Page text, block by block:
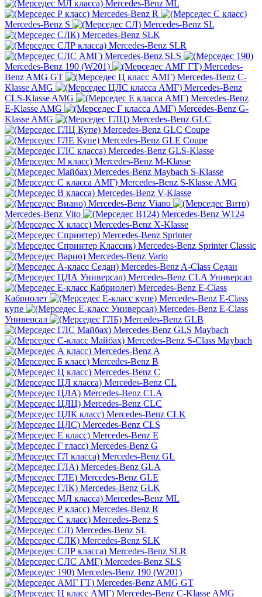
Mercedes-Benz ML
Mercedes-Benz R
Mercedes-Benz S
Mercedes-Benz SL
Mercedes-Benz SLK
Mercedes-Benz SLR
Mercedes-Benz SLS
Mercedes-Benz 190 (W201)
Mercedes-
Benz AMG GT
Mercedes-Benz C-
Klasse AMG
Mercedes-Benz
CLS-Klasse AMG
Mercedes-Benz
E-Klasse AMG
Mercedes-Benz G-
Klasse AMG
Mercedes-Benz GLC
Mercedes-Benz GLC Coupe
Mercedes-Benz GLE Coupe
Mercedes-Benz GLS-Klasse
Mercedes-Benz M-Klasse
Mercedes-Benz Maybach S-Klasse
Mercedes-Benz S-Klasse AMG
Mercedes-Benz V-Klasse
Mercedes-Benz Viano
Mercedes-Benz Vito
Mercedes-Benz W124
Mercedes-Benz X-Klasse
Mercedes-Benz Sprinter
Mercedes-Benz Sprinter Classic
Mercedes-Benz Vario
Mercedes-Benz A-Class Седан
Mercedes-Benz CLA Универсал
Mercedes-Benz E-Class
Кабриолет
Mercedes-Benz E-Class
купе
Mercedes-Benz E-Class
Универсал
Mercedes-Benz GLB
Mercedes-Benz GLS Maybach
Mercedes-Benz S-Class Maybach
Mercedes-Benz A
Mercedes-Benz B
Mercedes-Benz C
Mercedes-Benz CL
Mercedes-Benz CLA
Mercedes-Benz CLC
Mercedes-Benz CLK
Mercedes-Benz CLS
Mercedes-Benz E
Mercedes-Benz G
Mercedes-Benz GL
Mercedes-Benz GLA
Mercedes-Benz GLE
Mercedes-Benz GLK
Mercedes-Benz ML
Mercedes-Benz R
Mercedes-Benz S
Mercedes-Benz SL
Mercedes-Benz SLK
Mercedes-Benz SLR
Mercedes-Benz SLS
Mercedes-Benz 190 (W201)
Mercedes-Benz AMG GT
Mercedes-Benz C-Klasse AMG